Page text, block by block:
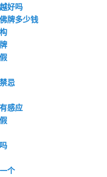
好吗
牌多少钱
忌
感应
个